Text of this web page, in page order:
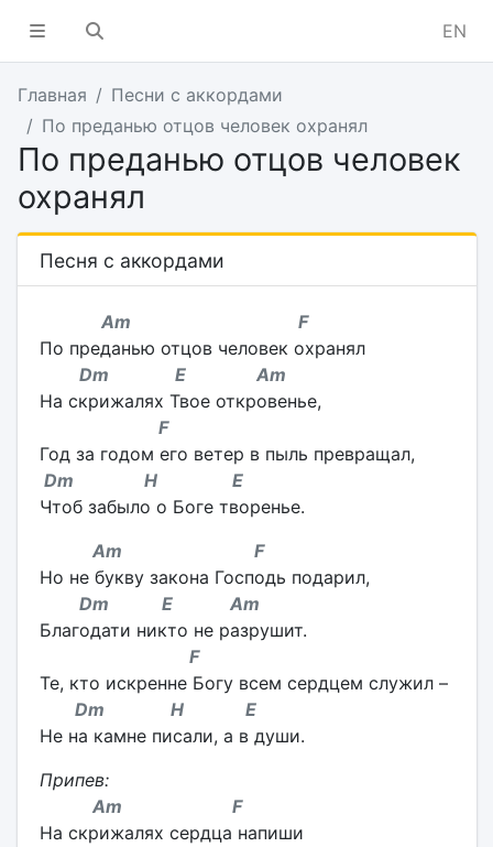
EN
Главная
Песни с аккордами
По преданью отцов человек охранял
По преданью отцов человек
охранял
Песня с аккордами
Am F
По преданью отцов человек охранял
Dm E Am
На скрижалях Твое откровенье,
F
Год за годом его ветер в пыль превращал,
Dm H E
Чтоб забыло о Боге творенье.
Am F
Но не букву закона Господь подарил,
Dm E Am
Благодати никто не разрушит.
F
Те, кто искренне Богу всем сердцем служил –
Dm H E
Не на камне писали, а в души.
Припев:
Am F
На скрижалях сердца напиши